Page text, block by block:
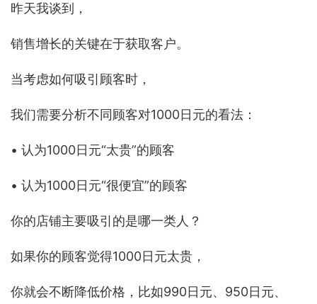
昨天我谈到，
销售增长的关键在于获取客户。
当考虑如何吸引顾客时，
我们需要分析不同顾客对1000日元的看法：
• 认为1000日元“太贵”的顾客
• 认为1000日元“很便宜”的顾客
你的店铺主要吸引的是哪一类人？
如果你的顾客觉得1000日元太贵，
你就会不断降低价格，比如990日元、950日元、